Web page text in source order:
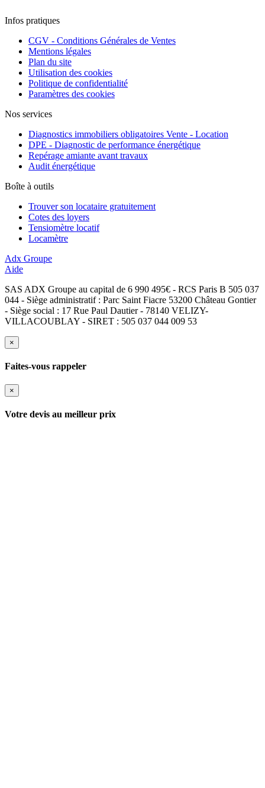
Infos pratiques
CGV - Conditions Générales de Ventes
Mentions légales
Plan du site
Utilisation des cookies
Politique de confidentialité
Paramètres des cookies
Nos services
Diagnostics immobiliers obligatoires Vente - Location
DPE - Diagnostic de performance énergétique
Repérage amiante avant travaux
Audit énergétique
Boîte à outils
Trouver son locataire gratuitement
Cotes des loyers
Tensiomètre locatif
Locamètre
Adx Groupe
Aide
SAS ADX Groupe au capital de 6 990 495€ - RCS Paris B 505 037
044 - Siège administratif : Parc Saint Fiacre 53200 Château Gontier
- Siège social : 17 Rue Paul Dautier - 78140 VELIZY-
VILLACOUBLAY - SIRET : 505 037 044 009 53
×
Faites-vous rappeler
×
Votre devis au meilleur prix